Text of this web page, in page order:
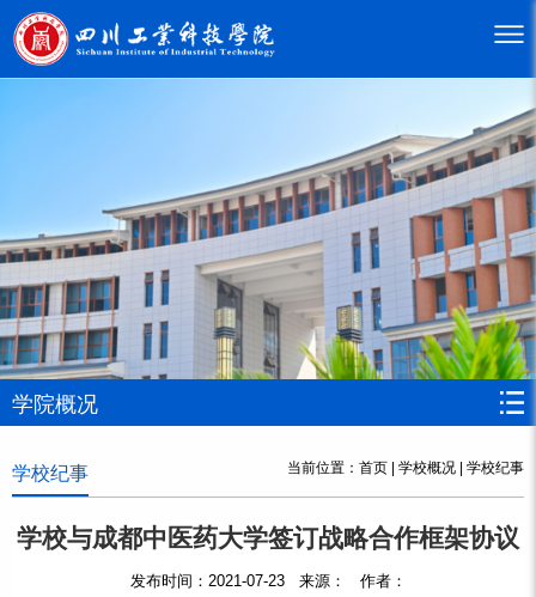
学院概况
学校纪事 当前位置： 首页 | 学校概况 | 学校纪事
学校与成都中医药大学签订战略合作框架协议
发布时间：2021-07-23 来源： 作者：